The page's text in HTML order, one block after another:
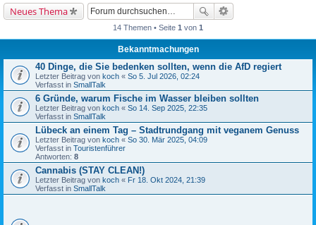
Neues Thema
14 Themen • Seite 1 von 1
Bekanntmachungen
40 Dinge, die Sie bedenken sollten, wenn die AfD regiert
Letzter Beitrag von koch « So 5. Jul 2026, 02:24
Verfasst in SmallTalk
6 Gründe, warum Fische im Wasser bleiben sollten
Letzter Beitrag von koch « So 14. Sep 2025, 22:35
Verfasst in SmallTalk
Lübeck an einem Tag – Stadtrundgang mit veganem Genuss
Letzter Beitrag von koch « So 30. Mär 2025, 04:09
Verfasst in Touristenführer
Antworten: 8
Cannabis (STAY CLEAN!)
Letzter Beitrag von koch « Fr 18. Okt 2024, 21:39
Verfasst in SmallTalk